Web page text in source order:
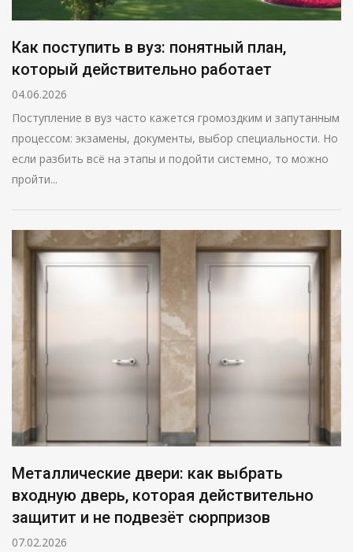
Как поступить в вуз: понятный план,
который действительно работает
04.06.2026
Поступление в вуз часто кажется громоздким и запутанным
процессом: экзамены, документы, выбор специальности. Но
если разбить всё на этапы и подойти системно, то можно
пройти...
Металлические двери: как выбрать
входную дверь, которая действительно
защитит и не подвезёт сюрпризов
07.02.2026